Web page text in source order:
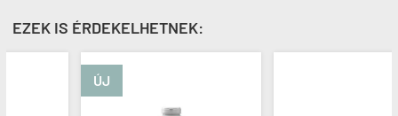
EZEK IS ÉRDEKELHETNEK: